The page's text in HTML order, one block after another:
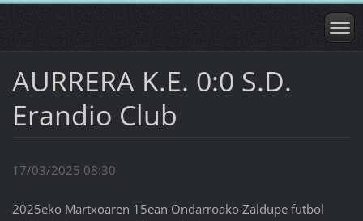
AURRERA K.E. 0:0 S.D.
Erandio Club
17/03/2025 08:30
2025eko Martxoaren 15ean Ondarroako Zaldupe futbol